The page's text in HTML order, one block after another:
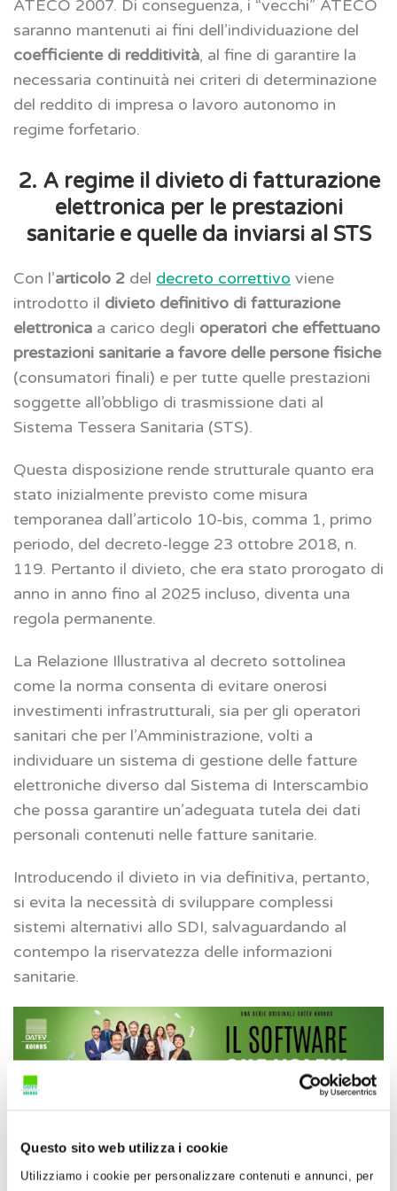
Questo sito web utilizza i cookie
Utilizziamo i cookie per personalizzare contenuti e annunci, per
ATECO 2007. Di conseguenza, i “vecchi” ATECO
saranno mantenuti ai fini dell’individuazione del
coefficiente di redditività, al fine di garantire la
necessaria continuità nei criteri di determinazione
del reddito di impresa o lavoro autonomo in
regime forfetario.
2. A regime il divieto di fatturazione
elettronica per le prestazioni
sanitarie e quelle da inviarsi al STS
Con l’articolo 2 del decreto correttivo viene
introdotto il divieto definitivo di fatturazione
elettronica a carico degli operatori che effettuano
prestazioni sanitarie a favore delle persone fisiche
(consumatori finali) e per tutte quelle prestazioni
soggette all’obbligo di trasmissione dati al
Sistema Tessera Sanitaria (STS).
Questa disposizione rende strutturale quanto era
stato inizialmente previsto come misura
temporanea dall’articolo 10-bis, comma 1, primo
periodo, del decreto-legge 23 ottobre 2018, n.
119. Pertanto il divieto, che era stato prorogato di
anno in anno fino al 2025 incluso, diventa una
regola permanente.
La Relazione Illustrativa al decreto sottolinea
come la norma consenta di evitare onerosi
investimenti infrastrutturali, sia per gli operatori
sanitari che per l’Amministrazione, volti a
individuare un sistema di gestione delle fatture
elettroniche diverso dal Sistema di Interscambio
che possa garantire un’adeguata tutela dei dati
personali contenuti nelle fatture sanitarie.
Introducendo il divieto in via definitiva, pertanto,
si evita la necessità di sviluppare complessi
sistemi alternativi allo SDI, salvaguardando al
contempo la riservatezza delle informazioni
sanitarie.
3. Corrispettivi elettronici per le
ricariche dei veicoli elettrici: nuovi